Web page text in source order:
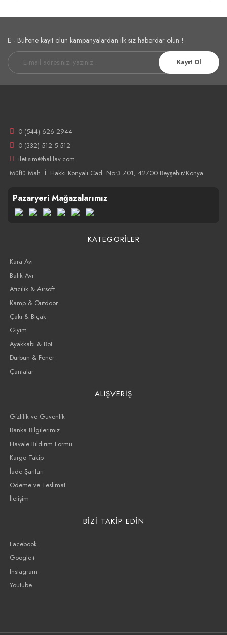
E - Bültene kayıt olun kampanyalardan ilk siz haberdar olun !
Kayıt Ol
0 (544) 626 2944
0 (332) 512 5 512
iletisim@halilav.com
Müftü Mah. İ. Hakkı Konyalı Cad. No:3 Z01, 42700 Beyşehir/Konya
Pazaryeri Mağazalarımız
KATEGORİLER
Kara Avı
Balık Avı
Atıcılık & Airsoft
Kamp & Outdoor
Çakı & Bıçak
Giyim
Ayakkabı & Bot
Dürbün & Fener
Çantalar
ALIŞVERİŞ
Gizlilik ve Güvenlik
Banka Bilgilerimiz
Havale Bildirim Formu
Kargo Takip
İade Şartları
Ödeme ve Teslimat
İletişim
BİZİ TAKİP EDİN
Facebook
Google+
Instagram
Youtube